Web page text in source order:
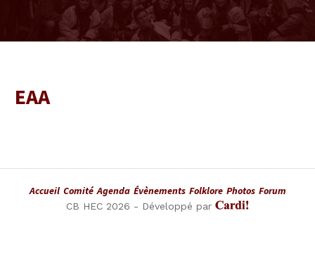
EAA
PiedAccueil Comité Agenda Évènements Folklore Photos Forum
CB HEC 2026 - Développé parAxel